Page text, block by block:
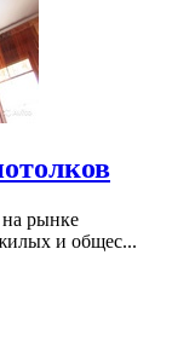
на рынке
и общес...